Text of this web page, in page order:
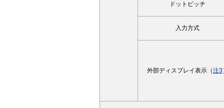
ドットピッチ
入力方式
外部ディスプレイ表示（注3